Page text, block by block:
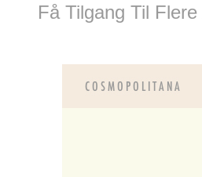
Få Tilgang Til